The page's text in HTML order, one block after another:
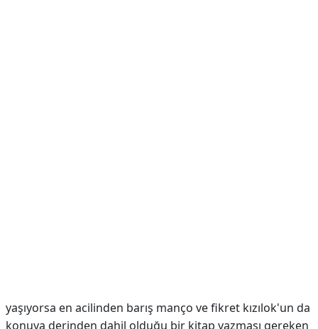
yaşıyorsa en acilinden barış manço ve fikret kızılok'un da
konuya derinden dahil olduğu bir kitap yazması gereken